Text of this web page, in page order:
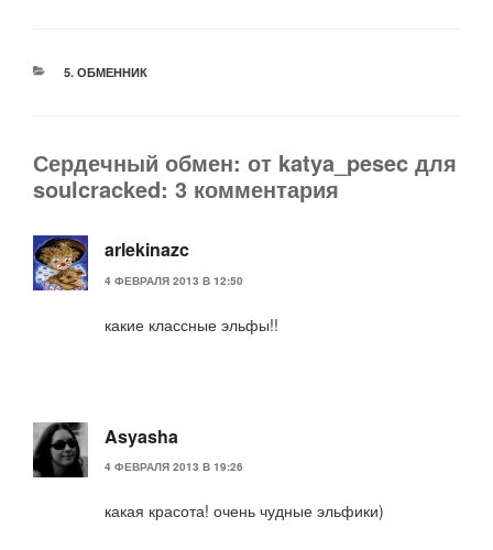
РУБРИКИ
5. ОБМЕННИК
Сердечный обмен: от katya_pesec для
soulcracked: 3 комментария
arlekinazc
4 ФЕВРАЛЯ 2013 В 12:50
какие классные эльфы!!
Asyasha
4 ФЕВРАЛЯ 2013 В 19:26
какая красота! очень чудные эльфики)